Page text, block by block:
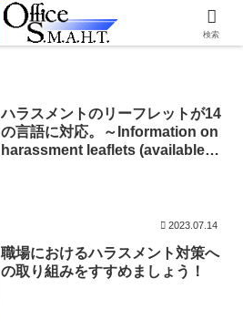
ハラスメントのリーフレットが14
の言語に対応。～Information on
harassment leaflets (available in
2023.07.14
職場におけるハラスメント対策へ
の取り組みをすすめましょう！
検索